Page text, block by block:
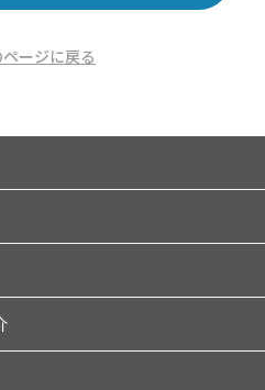
ージに戻る